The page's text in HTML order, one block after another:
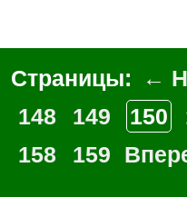
Страницы: ←
148
149 150
158
159